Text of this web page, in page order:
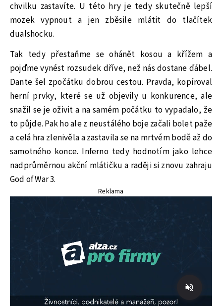
chvilku zastavíte. U této hry je tedy skutečně lepší
mozek vypnout a jen zběsile mlátit do tlačítek
dualshocku.
Tak tedy přestaňme se ohánět kosou a křížem a
pojďme vynést rozsudek dříve, než nás dostane ďábel.
Dante šel zpočátku dobrou cestou. Pravda, kopíroval
herní prvky, které se už objevily u konkurence, ale
snažil se je oživit a na samém počátku to vypadalo, že
to půjde. Pak ho ale z neustálého boje začali bolet paže
a celá hra zlenivěla a zastavila se na mrtvém bodě až do
samotného konce. Inferno tedy hodnotím jako lehce
nadprůměrnou akční mlátičku a raději si znovu zahraju
God of War 3.
Reklama